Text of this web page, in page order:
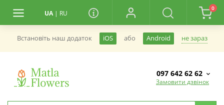
UA | RU
0
Встановiть наш додаток iOS або Android не зараз
097 642 62 62
Замовити дзвінок